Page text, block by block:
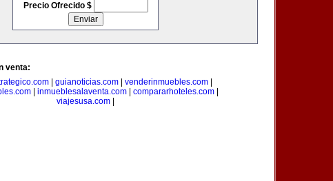
Precio Ofrecido $
venta:
| guianoticias.com| venderinmuebles.com|
inmueblesalaventa.com compararhoteles.com
viajesusa.com